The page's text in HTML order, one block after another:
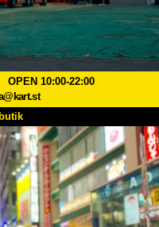
OPEN 10:00-22:00
Pris
FAQ